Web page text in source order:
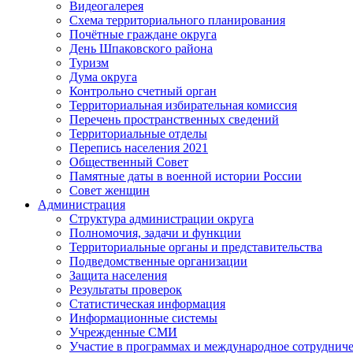
Видеогалерея
Схема территориального планирования
Почётные граждане округа
День Шпаковского района
Туризм
Дума округа
Контрольно счетный орган
Территориальная избирательная комиссия
Перечень пространственных сведений
Территориальные отделы
Перепись населения 2021
Общественный Совет
Памятные даты в военной истории России
Совет женщин
Администрация
Структура администрации округа
Полномочия, задачи и функции
Территориальные органы и представительства
Подведомственные организации
Защита населения
Результаты проверок
Статистическая информация
Информационные системы
Учрежденные СМИ
Участие в программах и международное